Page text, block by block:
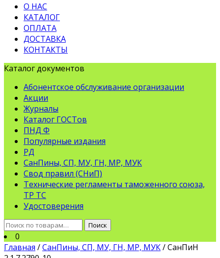
О НАС
КАТАЛОГ
ОПЛАТА
ДОСТАВКА
КОНТАКТЫ
Каталог документов
Абонентское обслуживание организации
Акции
Журналы
Каталог ГОСТов
ПНД Ф
Популярные издания
РД
СанПины, СП, МУ, ГН, МР, МУК
Свод правил (СНиП)
Технические регламенты таможенного союза,
ТР ТС
Удостоверения
Искать:
Поиск
0
Главная /СанПины, СП, МУ, ГН, МР, МУК/ СанПиН